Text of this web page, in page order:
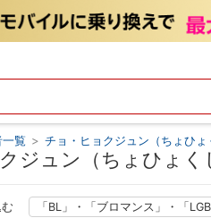
覧 > チョ・ヒョクジュン（ちょひょ
ジュン（ちょひょく
「BL」・「ブロマンス」・「